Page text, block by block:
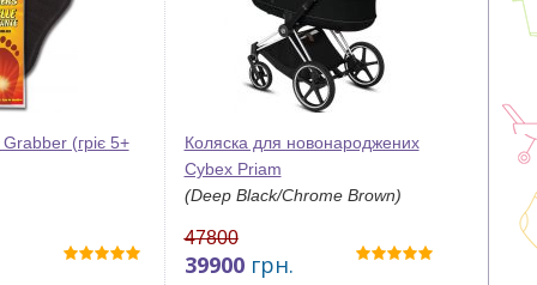
Grabber (гріє 5+
Коляска для новонароджених
Cybex Priam
(Deep Black/Chrome Brown)
47800
39900 грн.